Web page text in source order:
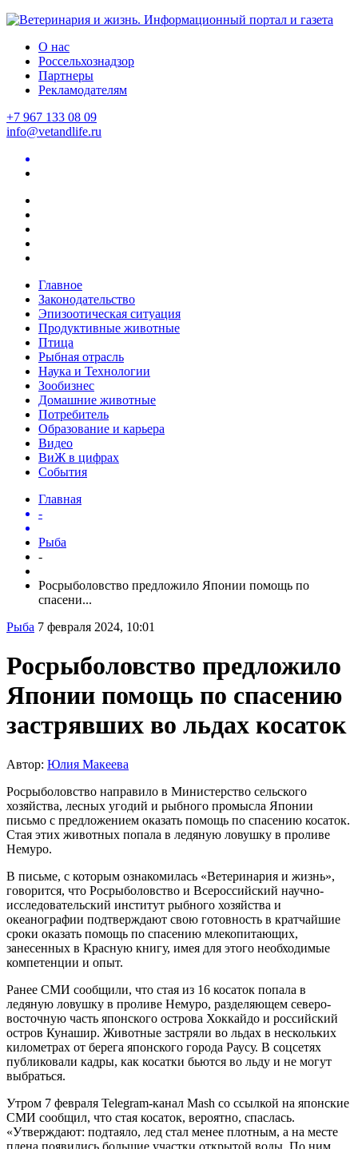
О нас
Россельхознадзор
Партнеры
Рекламодателям
+7 967 133 08 09
info@vetandlife.ru
Главное
Законодательство
Эпизоотическая ситуация
Продуктивные животные
Птица
Рыбная отрасль
Наука и Технологии
Зообизнес
Домашние животные
Потребитель
Образование и карьера
Видео
ВиЖ в цифрах
События
Главная
-
Рыба
-
Росрыболовство предложило Японии помощь по
спасени...
Рыба 7 февраля 2024, 10:01
Росрыболовство предложило
Японии помощь по спасению
застрявших во льдах косаток
Автор: Юлия Макеева
Росрыболовство направило в Министерство сельского
хозяйства, лесных угодий и рыбного промысла Японии
письмо с предложением оказать помощь по спасению косаток.
Стая этих животных попала в ледяную ловушку в проливе
Немуро.
В письме, с которым ознакомилась «Ветеринария и жизнь»,
говорится, что Росрыболовство и Всероссийский научно-
исследовательский институт рыбного хозяйства и
океанографии подтверждают свою готовность в кратчайшие
сроки оказать помощь по спасению млекопитающих,
занесенных в Красную книгу, имея для этого необходимые
компетенции и опыт.
Ранее СМИ сообщили, что стая из 16 косаток попала в
ледяную ловушку в проливе Немуро, разделяющем северо-
восточную часть японского острова Хоккайдо и российский
остров Кунашир. Животные застряли во льдах в нескольких
километрах от берега японского города Раусу. В соцсетях
публиковали кадры, как косатки бьются во льду и не могут
выбраться.
Утром 7 февраля Telegram-канал Mash со ссылкой на японские
СМИ сообщил, что стая косаток, вероятно, спаслась.
«Утверждают: подтаяло, лед стал менее плотным, а на месте
плена появились большие участки открытой воды. По ним